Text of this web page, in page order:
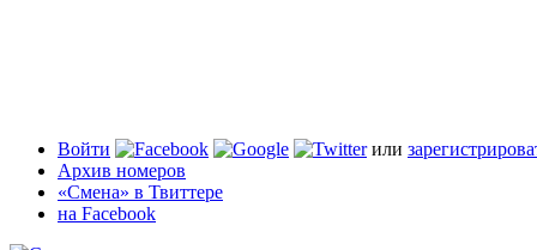
Войти или
Архив номеров
«Смена» в Твиттере
на Facebook